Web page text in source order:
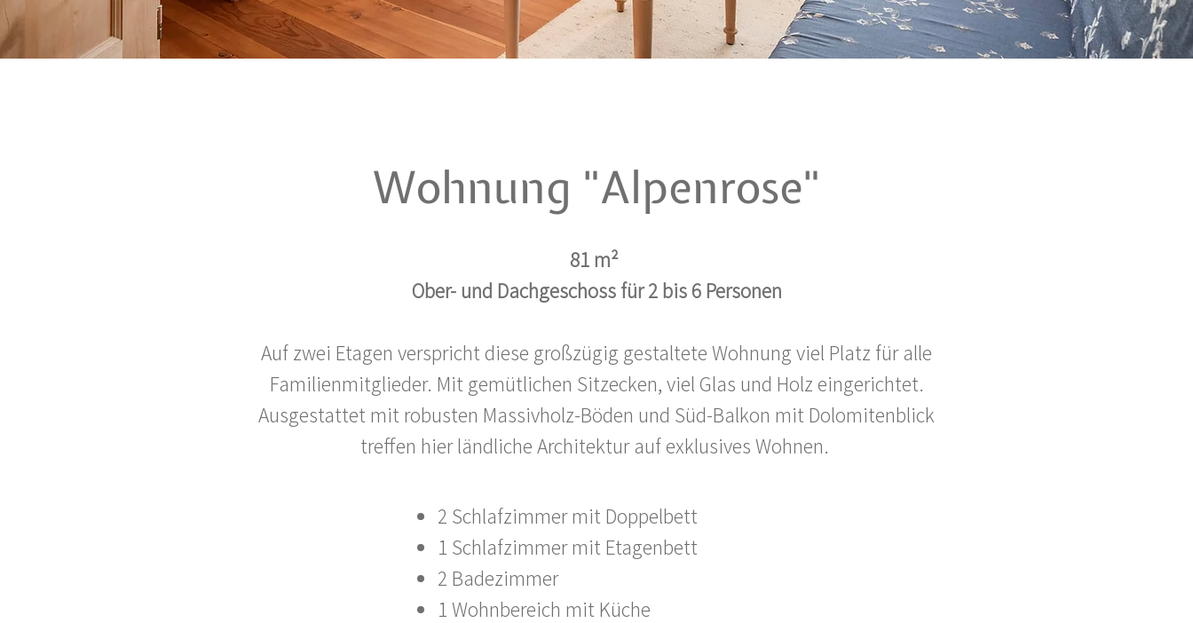
Wohnung "Alpenrose"
81 m²
Ober- und Dachgeschoss für 2 bis 6 Personen
Auf zwei Etagen verspricht diese großzügig gestaltete Wohnung viel Platz für alle
Familienmitglieder. Mit gemütlichen Sitzecken, viel Glas und Holz eingerichtet.
Ausgestattet mit robusten Massivholz-Böden und Süd-Balkon mit Dolomitenblick
treffen hier ländliche Architektur auf exklusives Wohnen.
2 Schlafzimmer mit Doppelbett
1 Schlafzimmer mit Etagenbett
2 Badezimmer
1 Wohnbereich mit Küche